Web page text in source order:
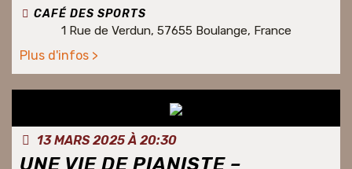
CAFÉ DES SPORTS
1 Rue de Verdun, 57655 Boulange, France
Plus d'infos >
13 MARS 2025 À 20:30
UNE VIE DE PIANISTE –